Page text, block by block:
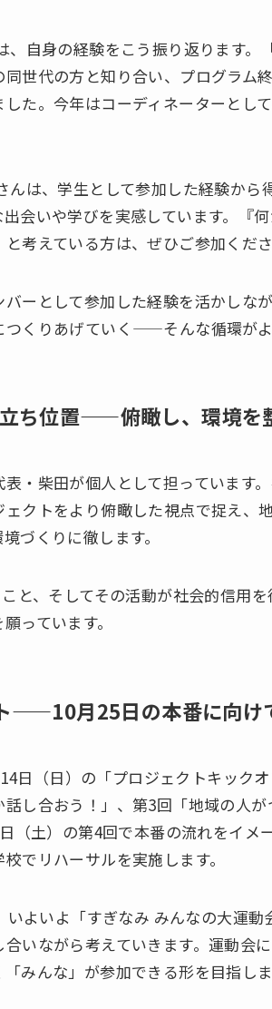
自身の経験をこう振り返ります。
世代の方と知り合い、プログラム
た。今年はコーディネーターとし
は、学生として参加した経験から
会いや学びを実感しています。『
考えている方は、ぜひご参加くださ
ーとして参加した経験を活かしな
くりあげていく——そんな循環がよ
ち位置——俯瞰し、環境を
・柴田が個人として担っています
クトをより俯瞰した視点で捉え、
づくりに徹します。
と、そしてその活動が社会的信用
っています。
——10月25日の本番に向け
日（日）の「プロジェクトキック
話し合おう！」、第3回「地域の人
（土）の第4回で本番の流れをイメ
でリハーサルを実施します。
よいよ「すぎなみ みんなの大運
いながら考えていきます。運動会
みんな」が参加できる形を目指しま